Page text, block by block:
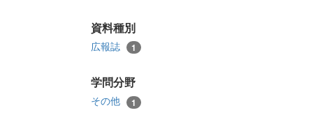
資料種別
広報誌 1
学問分野
その他 1